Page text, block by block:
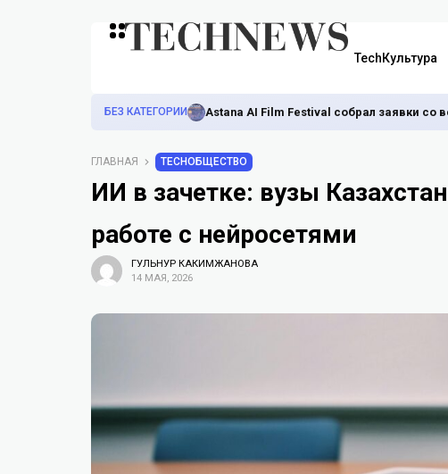
TechКультура
БЕЗ КАТЕГОРИИ Astana AI Film Festival собрал заявки со
ГЛАВНАЯ TECHОБЩЕСТВО
ИИ в зачетке: вузы
работе с нейросетями
ГУЛЬНУР КАКИМЖАНОВА
14 МАЯ, 2026